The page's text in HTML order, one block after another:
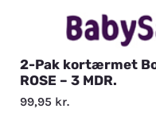
2-Pak kortærmet
ROSE – 3 MDR.
99,95 kr.